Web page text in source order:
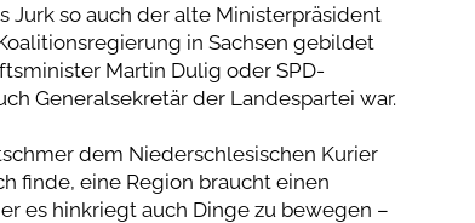
Jurk so auch der alte Ministerpräsident
in Sachsen gebildet
Martin Dulig oder SPD-
Generalsekretär der Landespartei war.
dem Niederschlesischen Kurier
finde, eine Region braucht einen
es hinkriegt auch Dinge zu bewegen –